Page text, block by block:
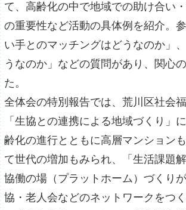
て、高齢化の中で地域での助け合い
の重要性など活動の具体例を紹介。
い手とのマッチングはどうなのか」
うなのか」などの質問があり、関心
た。
全体会の特別報告では、荒川区社会
「生協との連携による地域づくり」
齢化の進行とともに高層マンション
て世代の増加もみられ、「生活課題
協働の場（プラットホーム）づくり
協・老人会などのネットワークをつ